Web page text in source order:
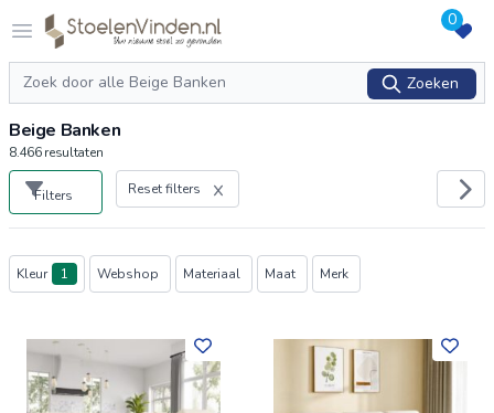
Open menu
Logo stoelenvinden.nl 0
Zoeken
Zoeken
Beige Banken
8.466resultaten
Filters Reset filters
Producten
Kleur 1 Webshop Materiaal Maat Merk